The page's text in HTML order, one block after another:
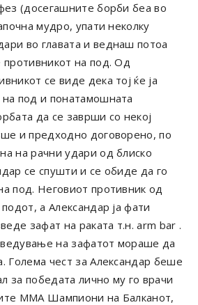
(досегашните борби беа во
мудро, упати неколку
во главата и веднаш потоа
противникот на под. Од
се виде дека тој ќе ја
на под и понатамошната
да се заврши со некој
и предходно договорено, по
на рачни удари од блиско
се спушти и се обиде да го
под. Неговиот противник од
а Александар ја фати
зафат на раката т.н. arm bar .
на зафатот мораше да
Голема чест за Александар беше
за победата лично му го врачи
ММА Шампиони на Балканот,